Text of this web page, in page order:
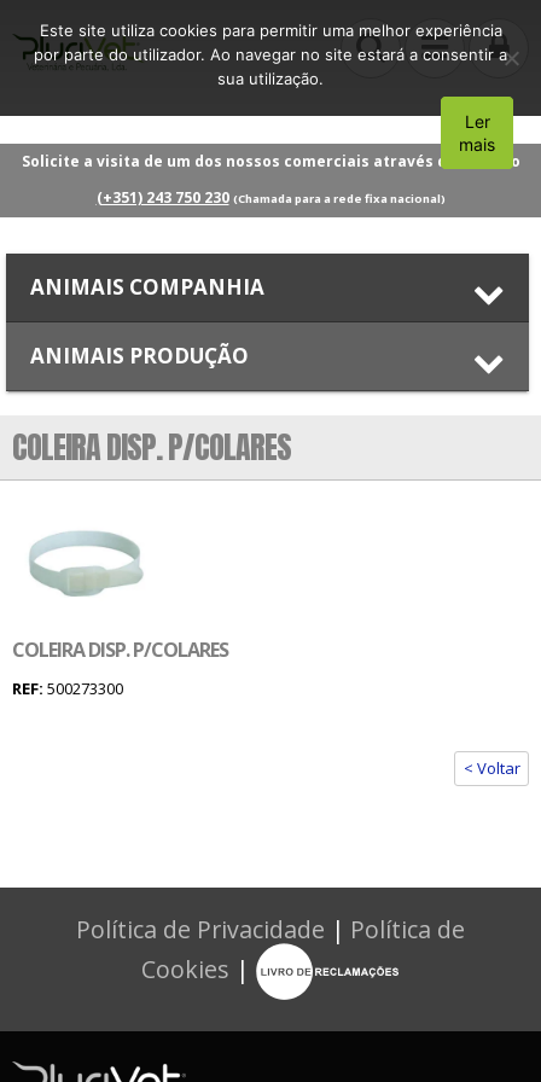
Solicite a visita de um dos nossos comerciais através do número
(+351) 243 750 230 (Chamada para a rede fixa nacional)
ANIMAIS COMPANHIA
ANIMAIS PRODUÇÃO
COLEIRA DISP. P/COLARES
COLEIRA DISP. P/COLARES
REF: 500273300
< Voltar
Política de Privacidade | Política de
Cookies |
Este site utiliza cookies para permitir uma melhor experiência
por parte do utilizador. Ao navegar no site estará a consentir a
sua utilização.
Aceito
Ler
mais